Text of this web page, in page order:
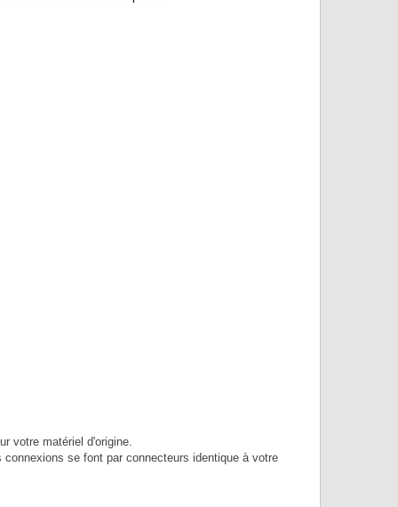
votre matériel d'origine.
se font par connecteurs identique à votre